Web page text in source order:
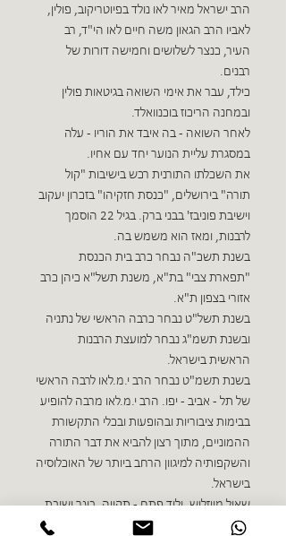
הרב ישראל מאיר לאו נולד בפיוטריקוב, פולין,
לאביו הרב הגאון משה חיים לאו הי"ד, רב
העיר, כנצר לשלושים וחמישה דורות של
רבנים.
כילד, עבר את אימי השואה בגיטאות פולין
ובמחנה הריכוז בוכנוואלד.
לאחר השואה - בה איבד את הוריו - עלה
במסגרת עליית הנוער יחד עם אחיו.
את השכלתו התורנית רכש בישיבות "קול
תורה" בירושלים, "כנסת חזקיהו" בזכרון יעקוב
וישיבת פוניבז' בבני ברק. בגיל 22 הוסמך
לרבנות, ומאז הוא משמש בה.
בשנת תשכ"ה נבחר כרב בית הכנסת
"תפארת צבי" בת"א, משנת תשל"א כיהן כרב
אזורי בצפון ת"א.
בשנת תשל"ט נבחר כרבה הראשי של נתניה
ובשנת תשמ"ג נבחר למועצת הרבנות
הראשית בישראל.
בשנת תשמ"ט נבחר הרב י.מ.לאו לרבה הראשי
של תל - אביב - יפו. הרב י.מ.לאו מרבה להופיע
בבימות ציבוריות ובהופעות ובכלי התקשורת
ההמוניים, מתוך רצון להביא את דבר התורה
והשקפותיה למיגוון הרחב ביותר של האוכלוסיה
בישראל.
שאול מייזליש, יליד פתח - תקווה, בוגר ישיבת
בני עקיבא בנחלים, עיתונאי, חבר מערכת